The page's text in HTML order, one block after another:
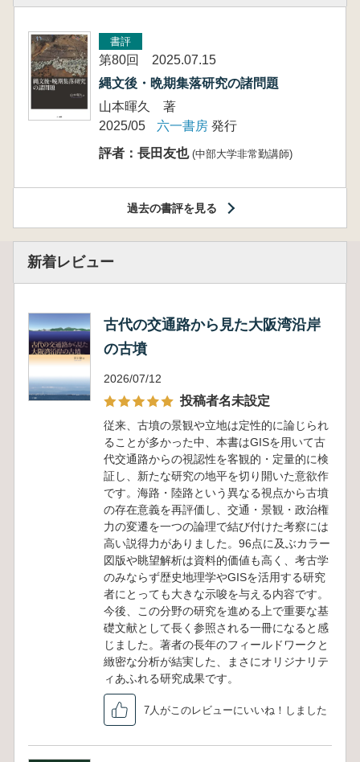
書評
第80回 2025.07.15
縄文後・晩期集落研究の諸問題
山本暉久 著
2025/05
六一書房 発行
評者：長田友也 (中部大学非常勤講師)
過去の書評を見る
新着レビュー
古代の交通路から見た大阪湾沿岸
の古墳
2026/07/12
投稿者名未設定
従来、古墳の景観や立地は定性的に論じられ
ることが多かった中、本書はGISを用いて古
代交通路からの視認性を客観的・定量的に検
証し、新たな研究の地平を切り開いた意欲作
です。海路・陸路という異なる視点から古墳
の存在意義を再評価し、交通・景観・政治権
力の変遷を一つの論理で結び付けた考察には
高い説得力がありました。96点に及ぶカラー
図版や眺望解析は資料的価値も高く、考古学
のみならず歴史地理学やGISを活用する研究
者にとっても大きな示唆を与える内容です。
今後、この分野の研究を進める上で重要な基
礎文献として長く参照される一冊になると感
じました。著者の長年のフィールドワークと
緻密な分析が結実した、まさにオリジナリテ
ィあふれる研究成果です。
7人がこのレビューにいいね！しました